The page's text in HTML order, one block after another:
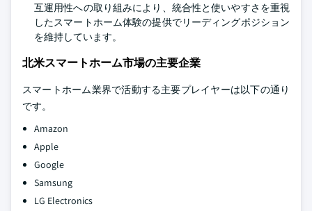
互運用性への取り組みにより、統合性と使いやすさを重視
したスマートホーム体験の提供でリーディングポジション
を維持しています。
北米スマートホーム市場の主要企業
スマートホーム業界で活動する主要プレイヤーは以下の通り
です。
Amazon
Apple
Google
Samsung
LG Electronics